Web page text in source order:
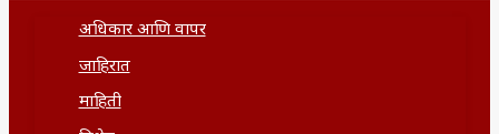
अधिकार आणि वापर
जाहिरात
माहिती